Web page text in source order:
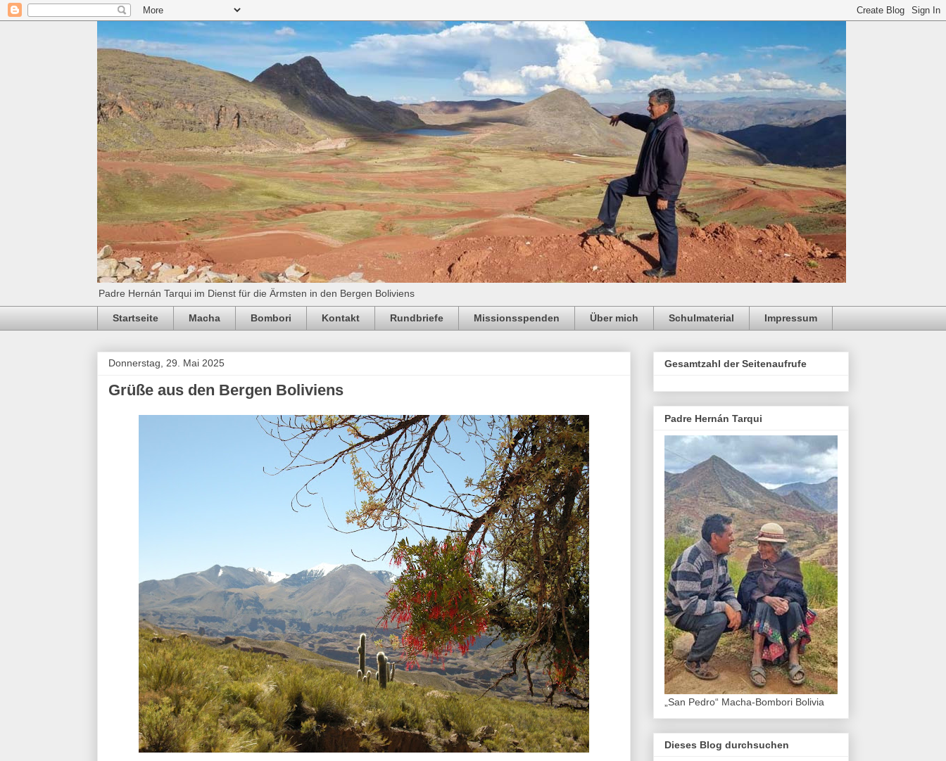
Padre Hernán Tarqui im Dienst für die Ärmsten in den Bergen Boliviens
Startseite Macha Bombori Kontakt Rundbriefe Missionsspenden Über mich Schulmaterial Impressum
Donnerstag, 29. Mai 2025
Grüße aus den Bergen Boliviens
Gesamtzahl der Seitenaufrufe
Padre Hernán Tarqui
„San Pedro“ Macha-Bombori Bolivia
Dieses Blog durchsuchen